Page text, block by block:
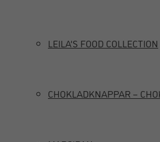
LEILA’S FOOD COLLECTION
CHOKLADKNAPPAR –